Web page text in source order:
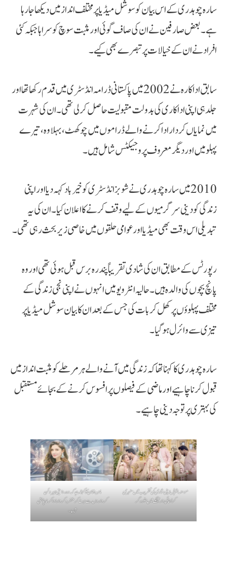
سارہ چوہدری کے اس بیان کو سوشل میڈیا پر مختلف انداز میں دیکھا جا رہا
ہے۔ بعض صارفین نے ان کی صاف گوئی اور مثبت سوچ کو سراہا جبکہ کئی
افراد نے ان کے خیالات پر تبصرے بھی کیے۔
سابق اداکارہ نے 2002 میں پاکستانی ڈرامہ انڈسٹری میں قدم رکھا تھا اور
جلد ہی اپنی اداکاری کی بدولت مقبولیت حاصل کر لی تھی۔ ان کی شہرت
میں نمایاں کردار ادا کرنے والے ڈراموں میں چوکھٹ، بہلاوہ، تیرے
پہلو میں اور دیگر معروف پروجیکٹس شامل ہیں۔
2010 میں سارہ چوہدری نے شوبز انڈسٹری کو خیرباد کہہ دیا اور اپنی
زندگی کو دینی سرگرمیوں کے لیے وقف کرنے کا اعلان کیا۔ ان کی یہ
تبدیلی اس وقت بھی میڈیا اور عوامی حلقوں میں خاصی زیر بحث رہی تھی۔
رپورٹس کے مطابق ان کی شادی تقریباً پندرہ برس قبل ہوئی تھی اور وہ
پانچ بچوں کی والدہ ہیں۔ حالیہ انٹرویو میں انہوں نے اپنی نجی زندگی کے
مختلف پہلوؤں پر کھل کر بات کی جس کے بعد ان کا بیان سوشل میڈیا پر
تیزی سے وائرل ہو گیا۔
سارہ چوہدری کا کہنا تھا کہ زندگی میں آنے والے ہر مرحلے کو مثبت انداز میں
قبول کرنا چاہیے اور ماضی کے فیصلوں پر افسوس کرنے کے بجائے مستقبل
کی بہتری پر توجہ دینی چاہیے۔
مومنہ اقبال اپنی شادی کی تقریب میں سنہری
کڑھائی دار لہنگے میں جلوہ گر
ماہرہ خان کا کہنا ہے کہ وہ روایتی ہیروئن
کرداروں سے ہٹ کر منفرد کردار ادا کرنا چاہتی
ہیں۔